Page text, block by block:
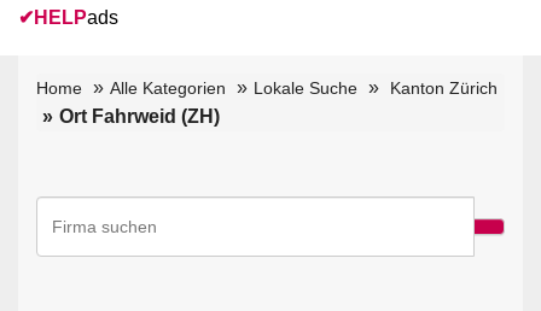
✔ HELPads
Home Alle Kategorien Lokale Suche Kanton Zürich
Ort Fahrweid (ZH)